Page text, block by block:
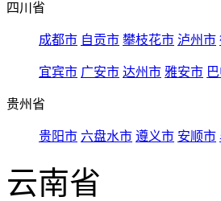
四川省
成都市 自贡市 攀枝花市 泸州市
宜宾市 广安市 达州市 雅安市
贵州省
贵阳市 六盘水市 遵义市 安顺市
云南省